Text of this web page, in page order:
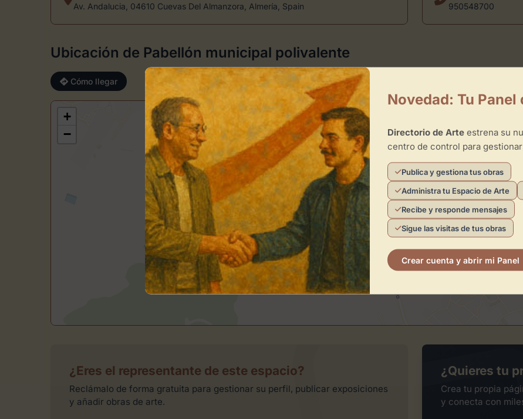
Av. Andalucia, 04610 Cuevas Del Almanzora, Almería, Spain
950548700
Ubicación de Pabellón municipal polivalente
Cómo llegar
Pabellón municipal polivalente
×
+
−
¿Eres el representante de este espacio?
Reclámalo de forma gratuita para gestionar su perfil, publicar exposiciones
y añadir obras de arte.
¿Quieres tu
Crea tu propia
y conecta con
Novedad: Tu Panel
Directorio de Arteestrena su
centro de control para
Publica y gestiona tus obras
Administra tu Espacio de Arte
Recibe y responde mensajes
Sigue las visitas de tus obras
Crear cuenta y abrir mi Panel